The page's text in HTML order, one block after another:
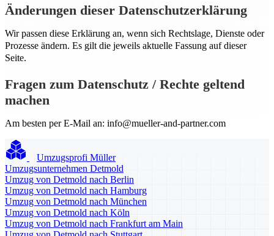
Änderungen dieser Datenschutzerklärung
Wir passen diese Erklärung an, wenn sich Rechtslage, Dienste oder
Prozesse ändern. Es gilt die jeweils aktuelle Fassung auf dieser
Seite.
Fragen zum Datenschutz / Rechte geltend
machen
Am besten per E-Mail an: info@mueller-and-partner.com
Umzugsprofi Müller
Umzugsunternehmen Detmold
Umzug von Detmold nach Berlin
Umzug von Detmold nach Hamburg
Umzug von Detmold nach München
Umzug von Detmold nach Köln
Umzug von Detmold nach Frankfurt am Main